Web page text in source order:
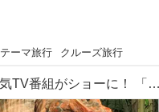
テーマ旅行 クルーズ旅行
人気TV番組がショーに！ 「世界一受けたい授業 THE LIVE 恐竜に会える